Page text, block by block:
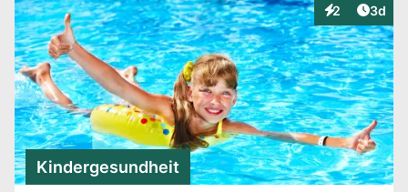
2
Interaktionen
3d
Kindergesundheit